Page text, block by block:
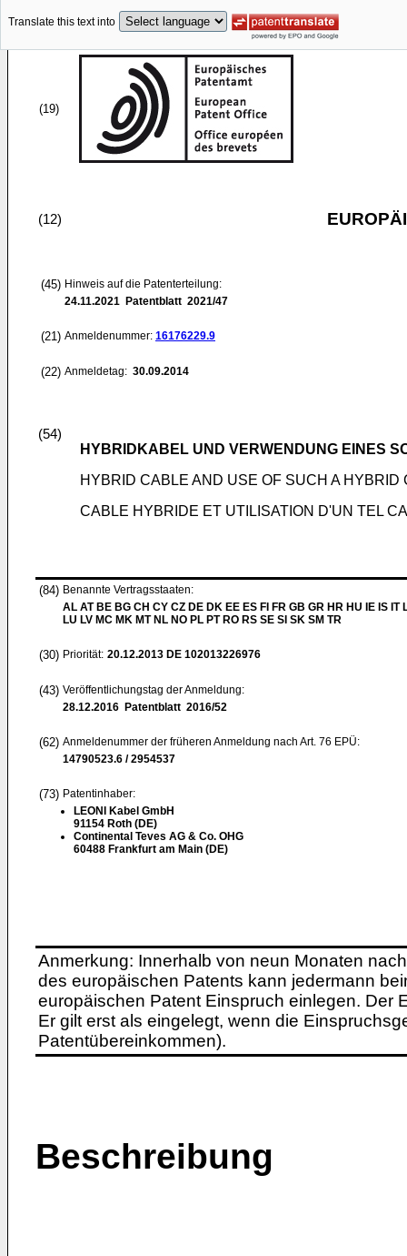
Translate this text into
(19)
(12)
(45) Hinweis auf die Patenterteilung:
24.11.2021 Patentblatt 2021/47
(21) Anmeldenummer: 16176229.9
(22) Anmeldetag: 30.09.2014
(54)
HYBRIDKABEL UND VERWENDUNG EINES
HYBRID CABLE AND USE OF SUCH A HYBRID
CABLE HYBRIDE ET UTILISATION D'UN TEL
(84) Benannte Vertragsstaaten:
AL AT BE BG CH CY CZ DE DK EE ES FI FR GB GR HR HU IE IS IT
LU LV MC MK MT NL NO PL PT RO RS SE SI SK SM TR
(30) Priorität: 20.12.2013 DE 102013226976
(43) Veröffentlichungstag der Anmeldung:
28.12.2016 Patentblatt 2016/52
(62) Anmeldenummer der früheren Anmeldung nach Art. 76 EPÜ:
14790523.6 / 2954537
(73) Patentinhaber:
LEONI Kabel GmbH
91154 Roth (DE)
Continental Teves AG & Co. OHG
60488 Frankfurt am Main (DE)
Anmerkung: Innerhalb von neun Monaten
des europäischen Patents kann jedermann
europäischen Patent Einspruch einlegen. Der
Er gilt erst als eingelegt, wenn die
Patentübereinkommen).
Beschreibung